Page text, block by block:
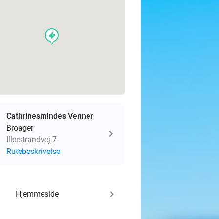
events
Cathrinesmindes Venner
Broager
Illerstrandvej 7
Rutebeskrivelse
Hjemmeside keyboard_arrow_right